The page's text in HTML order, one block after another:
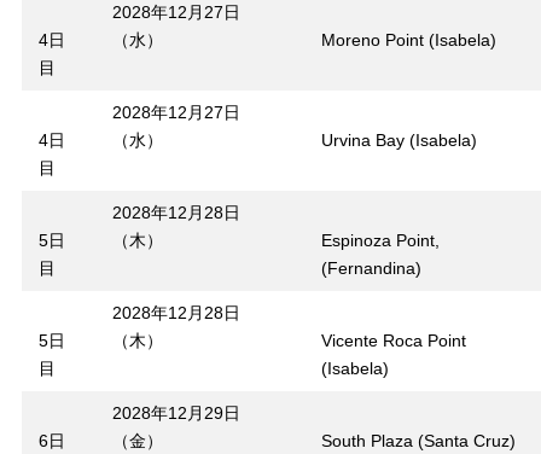
4日
目
2028年12月27日
（水）
Moreno Point (Isabela)
4日
目
2028年12月27日
（水）
Urvina Bay (Isabela)
5日
目
2028年12月28日
（木）
Espinoza Point,
(Fernandina)
5日
目
2028年12月28日
（木）
Vicente Roca Point
(Isabela)
6日
2028年12月29日
（金）
South Plaza (Santa Cruz)